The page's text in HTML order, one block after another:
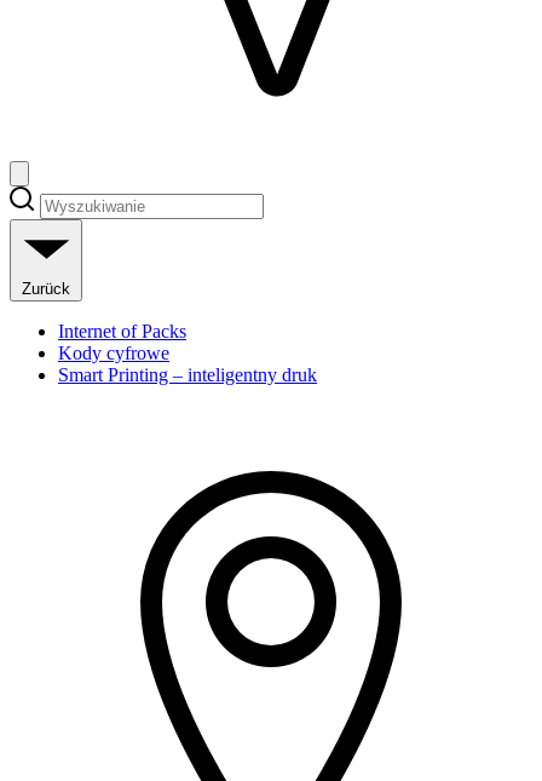
Zurück
Internet of Packs
Kody cyfrowe
Smart Printing – inteligentny druk